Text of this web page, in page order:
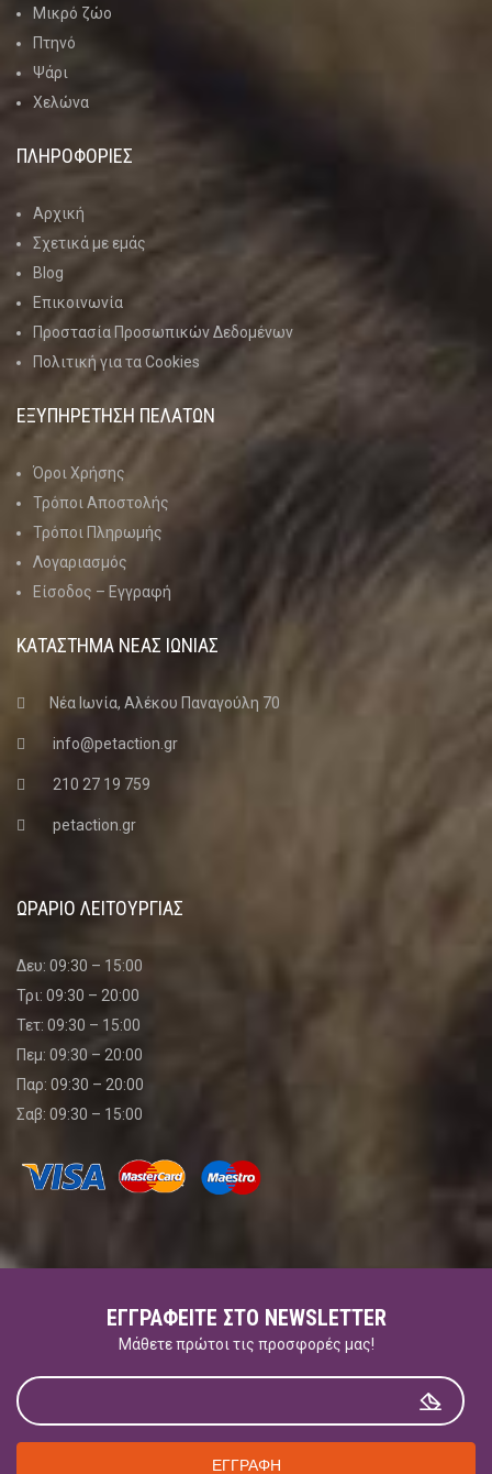
Μικρό ζώο
Πτηνό
Ψάρι
Χελώνα
ΠΛΗΡΟΦΟΡΙΕΣ
Αρχική
Σχετικά με εμάς
Blog
Επικοινωνία
Προστασία Προσωπικών Δεδομένων
Πολιτική για τα Cookies
ΕΞΥΠΗΡΕΤΗΣΗ ΠΕΛΑΤΩΝ
Όροι Χρήσης
Τρόποι Αποστολής
Τρόποι Πληρωμής
Λογαριασμός
Είσοδος – Εγγραφή
ΚΑΤΑΣΤΗΜΑ ΝΈΑΣ ΙΩΝΊΑΣ
Νέα Ιωνία, Αλέκου Παναγούλη 70
info@petaction.gr
210 27 19 759
petaction.gr
ΩΡΑΡΙΟ ΛΕΙΤΟΥΡΓΙΑΣ
Δευ: 09:30 – 15:00
Τρι: 09:30 – 20:00
Τετ: 09:30 – 15:00
Πεμ: 09:30 – 20:00
Παρ: 09:30 – 20:00
Σαβ: 09:30 – 15:00
ΕΓΓΡΑΦΕΊΤΕ ΣΤΟ NEWSLETTER
Μάθετε πρώτοι τις προσφορές μας!
ΕΓΓΡΑΦΗ